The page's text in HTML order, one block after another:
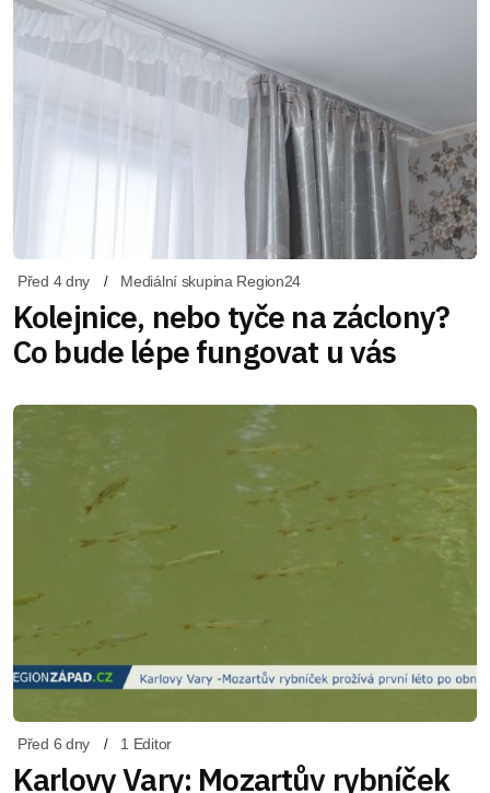
Před 4 dny Mediální skupina Region24
Kolejnice, nebo tyče na záclony?
Co bude lépe fungovat u vás
Před 6 dny 1 Editor
Karlovy Vary: Mozartův rybníček